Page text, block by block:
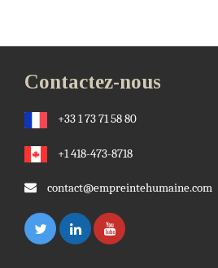
Contactez-nous
+33 1 73 71 58 80
+1 418-473-8718
contact@empreintehumaine.com